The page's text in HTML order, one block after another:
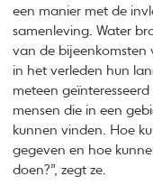
een manier met de
samenleving. Water
van de bijeenkomsten
in het verleden hun
meteen
mensen die in een
kunnen vinden. Hoe
gegeven en hoe
doen?”, zegt ze.